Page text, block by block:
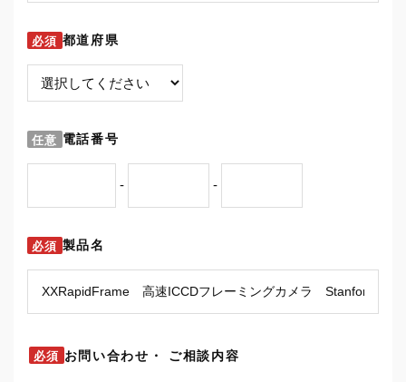
必須 都道府県
任意 電話番号
- -
必須 製品名
必須 お問い合わせ・ ご相談内容